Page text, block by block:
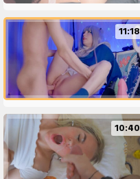
11:18
10:40